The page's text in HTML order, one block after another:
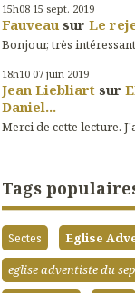
15h08 15 sept. 2019
Fauveau sur Le
Bonjour, très
18h10 07 juin 2019
Jean Liebliart sur
Daniel...
Merci de cette lecture.
Tags
Sectes Eglise
eglise adventiste du